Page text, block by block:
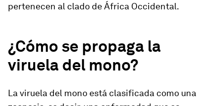
pertenecen al clado de África Occidental.
¿Cómo se propaga la
viruela del mono?
La viruela del mono está clasificada como una